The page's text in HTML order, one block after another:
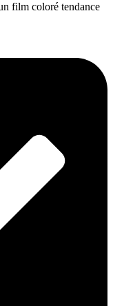
film coloré tendance